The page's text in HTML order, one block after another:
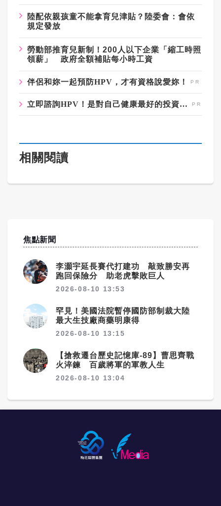
陸配依親孩童不能拿育兒津貼？陸委會：會依
規定發放
勞動部推育兒新制！200人以下企業「縮工時照
領薪」 政府全額補貼每小時工資
伴侶和妳一起預防HPV，才有資格說愛妳！
立即諮詢HPV！是對自己健康最好的投資，把握現在不嫌晚！
相關閱讀
焦點新聞
李灝宇延長賽代打建功 敲致勝安再
跑回保險分 助老虎擊敗巨人
2026-08-10 13:53
罕見！美國法院暫停國防部制裁大陸
最大生技廠商藥明康得
2026-08-10 13:15
【搶救遷台歷史記憶庫-89】曹思齊戰
火淬鍊 百歲將軍的軍教人生
2026-08-10 13:04